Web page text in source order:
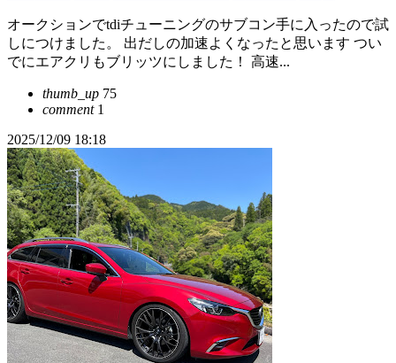
オークションでtdiチューニングのサブコン手に入ったので試
しにつけました。 出だしの加速よくなったと思います つい
でにエアクリもブリッツにしました！ 高速...
thumb_up 75
comment1
2025/12/09 18:18